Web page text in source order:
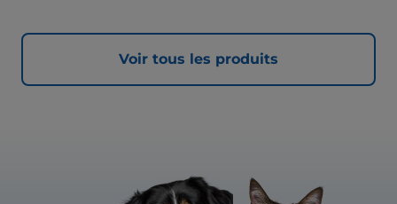
Voir tous les produits